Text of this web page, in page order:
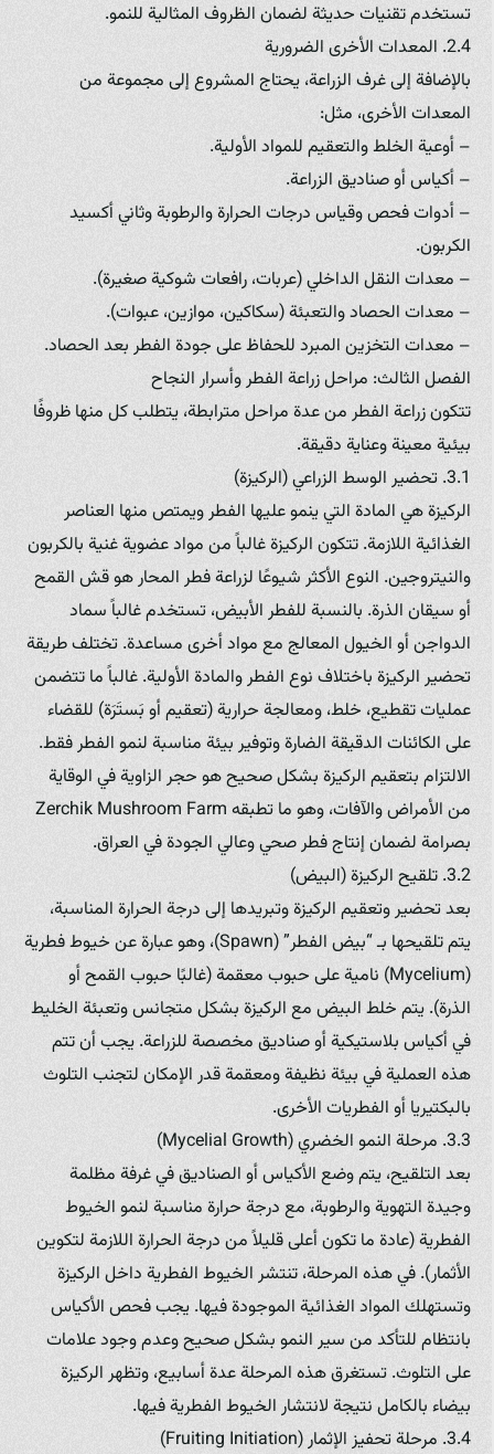
تستخدم تقنيات حديثة لضمان الظروف المثالية للنمو.
2.4. المعدات الأخرى الضرورية
بالإضافة إلى غرف الزراعة، يحتاج المشروع إلى مجموعة من
المعدات الأخرى، مثل:
– أوعية الخلط والتعقيم للمواد الأولية.
– أكياس أو صناديق الزراعة.
– أدوات فحص وقياس درجات الحرارة والرطوبة وثاني أكسيد
الكربون.
– معدات النقل الداخلي (عربات، رافعات شوكية صغيرة).
– معدات الحصاد والتعبئة (سكاكين، موازين، عبوات).
– معدات التخزين المبرد للحفاظ على جودة الفطر بعد الحصاد.
الفصل الثالث: مراحل زراعة الفطر وأسرار النجاح
تتكون زراعة الفطر من عدة مراحل مترابطة، يتطلب كل منها ظروفًا
بيئية معينة وعناية دقيقة.
3.1. تحضير الوسط الزراعي (الركيزة)
الركيزة هي المادة التي ينمو عليها الفطر ويمتص منها العناصر
الغذائية اللازمة. تتكون الركيزة غالباً من مواد عضوية غنية بالكربون
والنيتروجين. النوع الأكثر شيوعًا لزراعة فطر المحار هو قش القمح
أو سيقان الذرة. بالنسبة للفطر الأبيض، تستخدم غالباً سماد
الدواجن أو الخيول المعالج مع مواد أخرى مساعدة. تختلف طريقة
تحضير الركيزة باختلاف نوع الفطر والمادة الأولية. غالباً ما تتضمن
عمليات تقطيع، خلط، ومعالجة حرارية (تعقيم أو بَستَرَة) للقضاء
على الكائنات الدقيقة الضارة وتوفير بيئة مناسبة لنمو الفطر فقط.
الالتزام بتعقيم الركيزة بشكل صحيح هو حجر الزاوية في الوقاية
من الأمراض والآفات، وهو ما تطبقه Zerchik Mushroom Farm
بصرامة لضمان إنتاج فطر صحي وعالي الجودة في العراق.
3.2. تلقيح الركيزة (البيض)
بعد تحضير وتعقيم الركيزة وتبريدها إلى درجة الحرارة المناسبة،
يتم تلقيحها بـ “بيض الفطر” (Spawn)، وهو عبارة عن خيوط فطرية
(Mycelium) نامية على حبوب معقمة (غالبًا حبوب القمح أو
الذرة). يتم خلط البيض مع الركيزة بشكل متجانس وتعبئة الخليط
في أكياس بلاستيكية أو صناديق مخصصة للزراعة. يجب أن تتم
هذه العملية في بيئة نظيفة ومعقمة قدر الإمكان لتجنب التلوث
بالبكتيريا أو الفطريات الأخرى.
3.3. مرحلة النمو الخضري (Mycelial Growth)
بعد التلقيح، يتم وضع الأكياس أو الصناديق في غرفة مظلمة
وجيدة التهوية والرطوبة، مع درجة حرارة مناسبة لنمو الخيوط
الفطرية (عادة ما تكون أعلى قليلاً من درجة الحرارة اللازمة لتكوين
الأثمار). في هذه المرحلة، تنتشر الخيوط الفطرية داخل الركيزة
وتستهلك المواد الغذائية الموجودة فيها. يجب فحص الأكياس
بانتظام للتأكد من سير النمو بشكل صحيح وعدم وجود علامات
على التلوث. تستغرق هذه المرحلة عدة أسابيع، وتظهر الركيزة
بيضاء بالكامل نتيجة لانتشار الخيوط الفطرية فيها.
3.4. مرحلة تحفيز الإثمار (Fruiting Initiation)